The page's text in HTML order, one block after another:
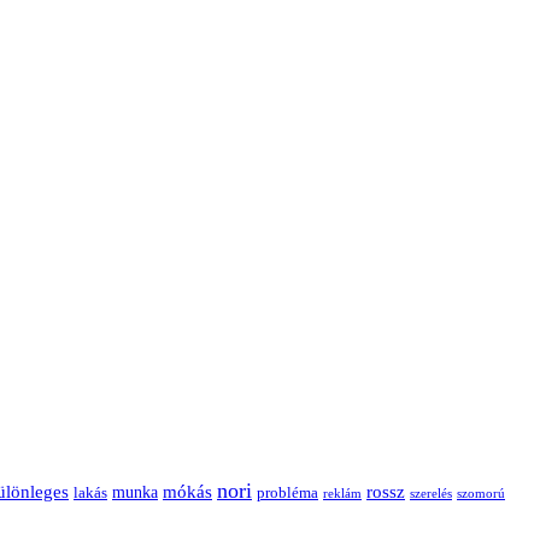
lakás munka mókás nori probléma reklám rossz szerelés szomorú